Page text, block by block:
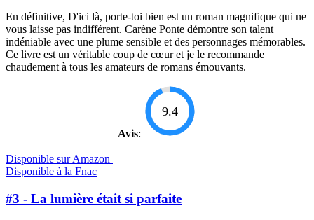
En définitive, D'ici là, porte-toi bien est un roman magnifique qui ne
vous laisse pas indifférent. Carène Ponte démontre son talent
indéniable avec une plume sensible et des personnages mémorables.
Ce livre est un véritable coup de cœur et je le recommande
chaudement à tous les amateurs de romans émouvants.
Avis:
9.4
Disponible sur Amazon |
Disponible à la Fnac
#3 - La lumière était si parfaite